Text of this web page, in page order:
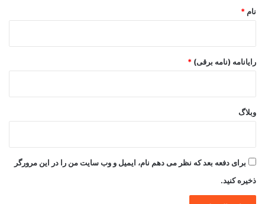
نام *
رایانامه (نامه برقی) *
وبلاگ
برای دفعه بعد که نظر می دهم نام، ایمیل و وب سایت من را در این مرورگر
ذخیره کنید.